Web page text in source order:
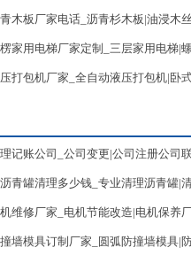
木板厂家电话_沥青杉木板|油浸木
家用电梯厂家定制_三层家用电梯|
打包机厂家_全自动液压打包机|卧
记账公司_公司变更|公司注册公司
青罐清理多少钱_专业清理沥青罐|
维修厂家_电机节能改造|电机保养
墙模具订制厂家_圆弧防撞墙模具|